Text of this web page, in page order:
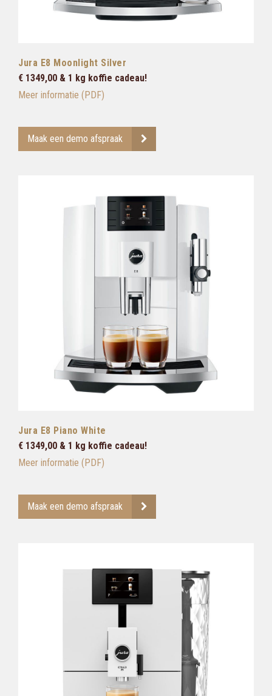
Jura E8 Moonlight Silver
€ 1349,00 & 1 kg koffie cadeau!
Meer informatie (PDF)
Maak een demo afspraak
Jura E8 Piano White
€ 1349,00 & 1 kg koffie cadeau!
Meer informatie (PDF)
Maak een demo afspraak